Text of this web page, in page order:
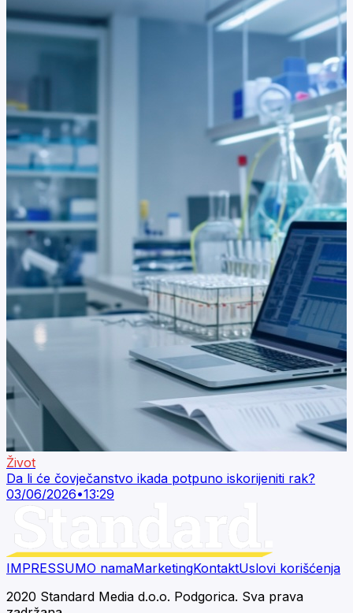
Život
Da li će čovječanstvo ikada potpuno iskorijeniti rak?
03/06/2026•13:29
IMPRESSUMO namaMarketingKontaktUslovi korišćenja
2020 Standard Media d.o.o. Podgorica. Sva prava